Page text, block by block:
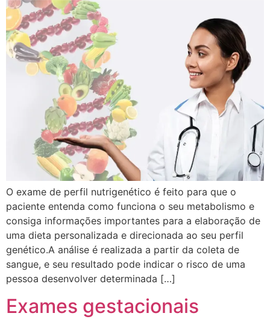
O exame de perfil nutrigenético é feito para que o
paciente entenda como funciona o seu metabolismo e
consiga informações importantes para a elaboração de
uma dieta personalizada e direcionada ao seu perfil
genético.A análise é realizada a partir da coleta de
sangue, e seu resultado pode indicar o risco de uma
pessoa desenvolver determinada […]
Exames gestacionais